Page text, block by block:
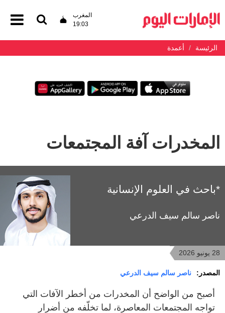
المغرب
19:03
الرئيسة أعمدة
المخدرات آفة المجتمعات
*باحث في العلوم الإنسانية
ناصر سالم سيف الدرعي
28 يونيو 2026
المصدر: ناصر سالم سيف الدرعي
أصبح من الواضح أن المخدرات من أخطر الآفات التي
تواجه المجتمعات المعاصرة، لما تخلّفه من أضرار